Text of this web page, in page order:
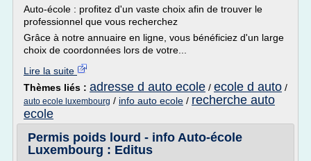
Auto-école : profitez d'un vaste choix afin de trouver le
professionnel que vous recherchez
Grâce à notre annuaire en ligne, vous bénéficiez d'un large
choix de coordonnées lors de votre...
Lire la suite
Thèmes liés : adresse d auto ecole / ecole d auto /
auto ecole luxembourg / info auto ecole / recherche auto
ecole
Permis poids lourd - info Auto-école
Luxembourg : Editus